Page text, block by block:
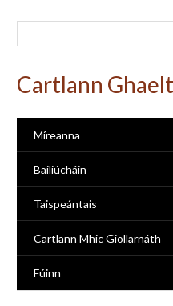
Cartlann
Míreanna
Bailiúcháin
Taispeántais
Cartlann Mhic Giollarnáth
Fúinn